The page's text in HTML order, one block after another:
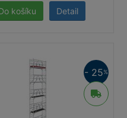
můžete věřit
36, 612 00 Brno
pusťte do práce!
Detail
- 25%